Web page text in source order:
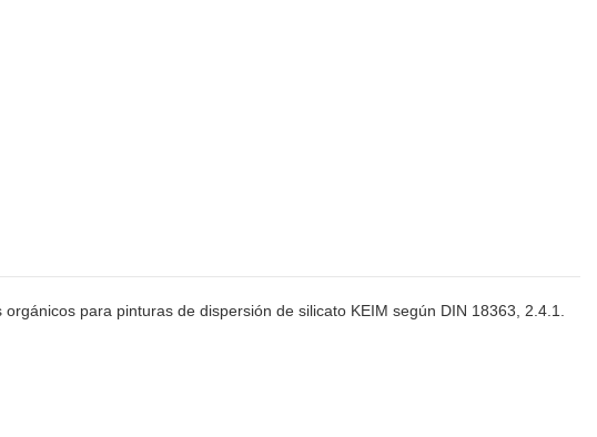
para pinturas de dispersión de silicato KEIM según DIN 18363, 2.4.1.